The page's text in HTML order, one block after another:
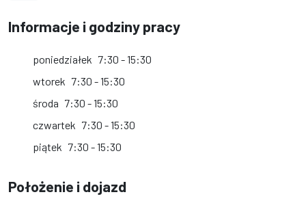
Informacje i godziny pracy
poniedziałek 7:30 - 15:30
wtorek 7:30 - 15:30
środa 7:30 - 15:30
czwartek 7:30 - 15:30
piątek 7:30 - 15:30
Położenie i dojazd